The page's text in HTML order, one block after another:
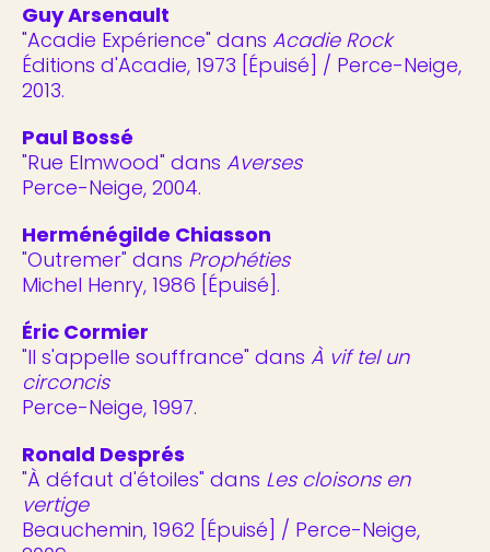
Guy Arsenault
"Acadie Expérience" dans Acadie Rock
Éditions d'Acadie, 1973 [Épuisé] / Perce-Neige,
2013.
Paul Bossé
"Rue Elmwood" dans Averses
Perce-Neige, 2004.
Herménégilde Chiasson
"Outremer" dans Prophéties
Michel Henry, 1986 [Épuisé].
Éric Cormier
"Il s'appelle souffrance" dans À vif tel un
circoncis
Perce-Neige, 1997.
Ronald Després
"À défaut d'étoiles" dans Les cloisons en
vertige
Beauchemin, 1962 [Épuisé] / Perce-Neige,